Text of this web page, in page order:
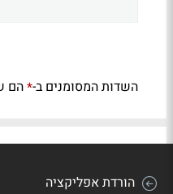
השדות המסומנים ב-*הם
הורדת אפליקציה